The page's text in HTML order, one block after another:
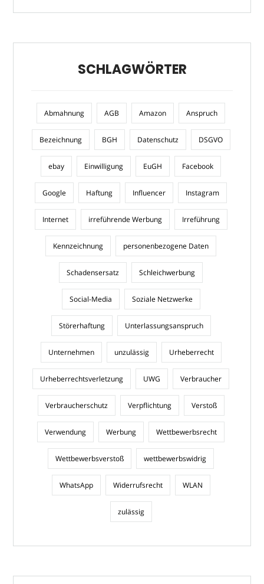
SCHLAGWÖRTER
Abmahnung AGB Amazon Anspruch
Bezeichnung BGH Datenschutz DSGVO
ebay Einwilligung EuGH Facebook
Google Haftung Influencer Instagram
Internet irreführende Werbung Irreführung
Kennzeichnung personenbezogene Daten
Schadensersatz Schleichwerbung
Social-Media Soziale Netzwerke
Störerhaftung Unterlassungsanspruch
Unternehmen unzulässig Urheberrecht
Urheberrechtsverletzung UWG Verbraucher
Verbraucherschutz Verpflichtung Verstoß
Verwendung Werbung Wettbewerbsrecht
Wettbewerbsverstoß wettbewerbswidrig
WhatsApp Widerrufsrecht WLAN
zulässig